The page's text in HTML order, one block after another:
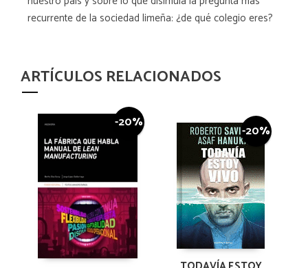
recurrente de la sociedad limeña: ¿de qué colegio eres?
ARTÍCULOS RELACIONADOS
-20% -20%